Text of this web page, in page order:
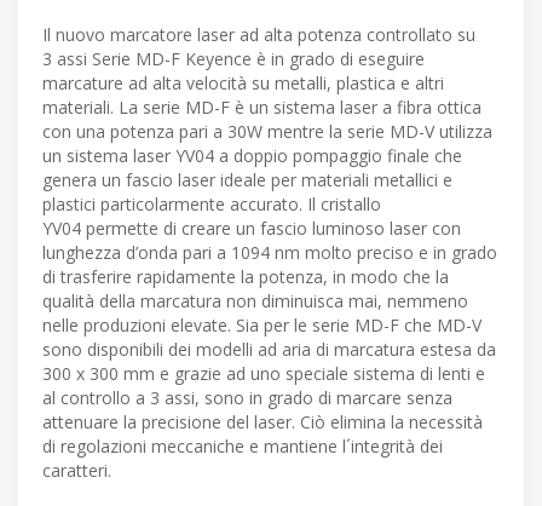
Il nuovo marcatore laser ad alta potenza controllato su
3 assi Serie MD-F Keyence è in grado di eseguire
marcature ad alta velocità su metalli, plastica e altri
materiali. La serie MD-F è un sistema laser a fibra ottica
con una potenza pari a 30W mentre la serie MD-V utilizza
un sistema laser YV04 a doppio pompaggio finale che
genera un fascio laser ideale per materiali metallici e
plastici particolarmente accurato. Il cristallo
YV04 permette di creare un fascio luminoso laser con
lunghezza d’onda pari a 1094 nm molto preciso e in grado
di trasferire rapidamente la potenza, in modo che la
qualità della marcatura non diminuisca mai, nemmeno
nelle produzioni elevate. Sia per le serie MD-F che MD-V
sono disponibili dei modelli ad aria di marcatura estesa da
300 x 300 mm e grazie ad uno speciale sistema di lenti e
al controllo a 3 assi, sono in grado di marcare senza
attenuare la precisione del laser. Ciò elimina la necessità
di regolazioni meccaniche e mantiene l´integrità dei
caratteri.